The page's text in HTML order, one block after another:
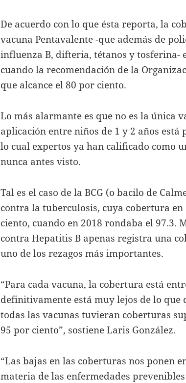
De acuerdo con lo que ésta reporta, la
vacuna Pentavalente -que además de
influenza B, difteria, tétanos y tosferina-
cuando la recomendación de la
que alcance el 80 por ciento.
Lo más alarmante es que no es la única
aplicación entre niños de 1 y 2 años está
lo cual expertos ya han calificado como
nunca antes visto.
Tal es el caso de la BCG (o bacilo de
contra la tuberculosis, cuya cobertura
ciento, cuando en 2018 rondaba el 97.3.
contra Hepatitis B apenas registra una
uno de los rezagos más importantes.
“Para cada vacuna, la cobertura está
definitivamente está muy lejos de lo que
todas las vacunas tuvieran coberturas
95 por ciento”, sostiene Laris González.
“Las bajas en las coberturas nos ponen
materia de las enfermedades